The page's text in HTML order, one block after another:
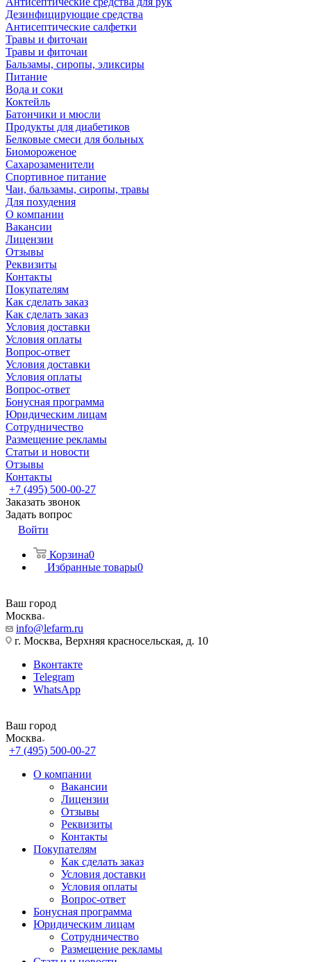
Дезинфицирующие средства
Антисептические салфетки
Травы и фиточаи
Травы и фиточаи
Бальзамы, сиропы, эликсиры
Питание
Вода и соки
Коктейль
Батончики и мюсли
Продукты для диабетиков
Белковые смеси для больных
Биомороженое
Сахарозаменители
Спортивное питание
Чаи, бальзамы, сиропы, травы
Для похудения
О компании
Вакансии
Лицензии
Отзывы
Реквизиты
Контакты
Покупателям
Как сделать заказ
Как сделать заказ
Условия доставки
Условия оплаты
Вопрос-ответ
Условия доставки
Условия оплаты
Вопрос-ответ
Бонусная программа
Юридическим лицам
Сотрудничество
Размещение рекламы
Статьи и новости
Отзывы
Контакты
+7 (495) 500-00-27
Заказать звонок
Задать вопрос
Войти
Корзина0
Избранные товары0
Ваш город
Москва
info@lefarm.ru
г. Москва, Верхняя красносельская, д. 10
Вконтакте
Telegram
WhatsApp
Ваш город
Москва
+7 (495) 500-00-27
О компании
Вакансии
Лицензии
Отзывы
Реквизиты
Контакты
Покупателям
Как сделать заказ
Условия доставки
Условия оплаты
Вопрос-ответ
Бонусная программа
Юридическим лицам
Сотрудничество
Размещение рекламы